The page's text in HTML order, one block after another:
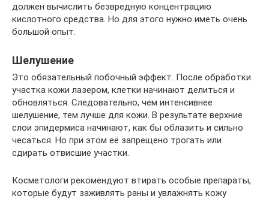
должен вычислить безвредную концентрацию
кислотного средства. Но для этого нужно иметь очень
большой опыт.
Шелушение
Это обязательный побочный эффект. После обработки
участка кожи лазером, клетки начинают делиться и
обновляться. Следовательно, чем интенсивнее
шелушение, тем лучше для кожи. В результате верхние
слои эпидермиса начинают, как бы облазить и сильно
чесаться. Но при этом её запрещено трогать или
сдирать отвисшие участки.
Косметологи рекомендуют втирать особые препараты,
которые будут заживлять раны и увлажнять кожу